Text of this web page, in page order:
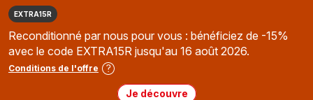
EXTRA15R
Reconditionné par nous pour vous : bénéficiez de -15%
avec le code EXTRA15R jusqu'au 16 août 2026.
Conditions de l'offre
Je découvre